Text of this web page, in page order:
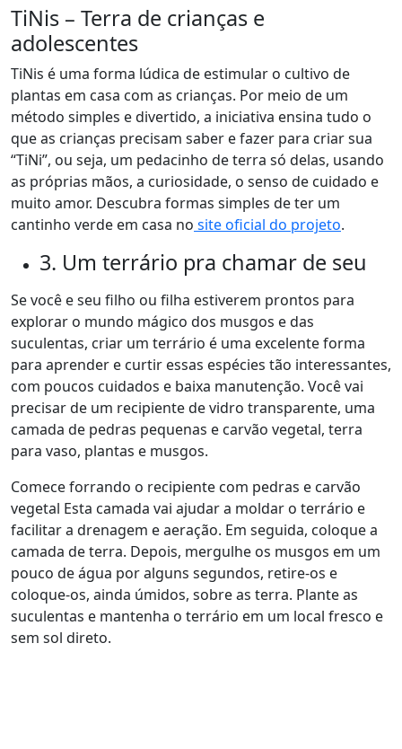
TiNis – Terra de crianças e
adolescentes
TiNis é uma forma lúdica de estimular o cultivo de
plantas em casa com as crianças. Por meio de um
método simples e divertido, a iniciativa ensina tudo o
que as crianças precisam saber e fazer para criar sua
“TiNi”, ou seja, um pedacinho de terra só delas, usando
as próprias mãos, a curiosidade, o senso de cuidado e
muito amor. Descubra formas simples de ter um
cantinho verde em casa no site oficial do projeto.
3. Um terrário pra chamar de seu
Se você e seu filho ou filha estiverem prontos para
explorar o mundo mágico dos musgos e das
suculentas, criar um terrário é uma excelente forma
para aprender e curtir essas espécies tão interessantes,
com poucos cuidados e baixa manutenção. Você vai
precisar de um recipiente de vidro transparente, uma
camada de pedras pequenas e carvão vegetal, terra
para vaso, plantas e musgos.
Comece forrando o recipiente com pedras e carvão
vegetal Esta camada vai ajudar a moldar o terrário e
facilitar a drenagem e aeração. Em seguida, coloque a
camada de terra. Depois, mergulhe os musgos em um
pouco de água por alguns segundos, retire-os e
coloque-os, ainda úmidos, sobre as terra. Plante as
suculentas e mantenha o terrário em um local fresco e
sem sol direto.